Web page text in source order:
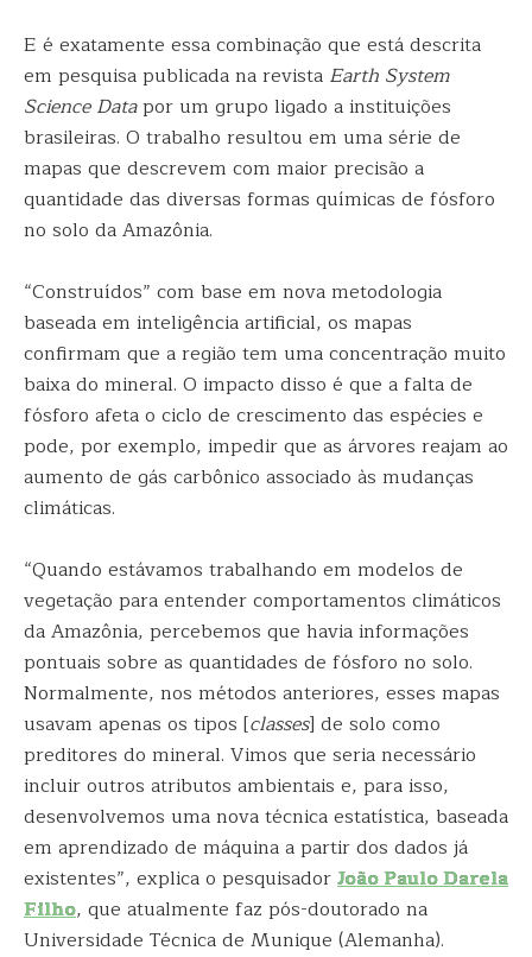
E é exatamente essa combinação que está descrita
em pesquisa publicada na revista Earth System
Science Datapor um grupo ligado a instituições
brasileiras. O trabalho resultou em uma série de
mapas que descrevem com maior precisão a
quantidade das diversas formas químicas de fósforo
no solo da Amazônia.
“Construídos” com base em nova metodologia
baseada em inteligência artificial, os mapas
confirmam que a região tem uma concentração muito
baixa do mineral. O impacto disso é que a falta de
fósforo afeta o ciclo de crescimento das espécies e
pode, por exemplo, impedir que as árvores reajam ao
aumento de gás carbônico associado às mudanças
climáticas.
“Quando estávamos trabalhando em modelos de
vegetação para entender comportamentos climáticos
da Amazônia, percebemos que havia informações
pontuais sobre as quantidades de fósforo no solo.
Normalmente, nos métodos anteriores, esses mapas
usavam apenas os tipos [classes] de solo como
preditores do mineral. Vimos que seria necessário
incluir outros atributos ambientais e, para isso,
desenvolvemos uma nova técnica estatística, baseada
em aprendizado de máquina a partir dos dados já
existentes”, explica o pesquisadorJoão Paulo Darela
Filho, que atualmente faz pós-doutorado na
Universidade Técnica de Munique (Alemanha).